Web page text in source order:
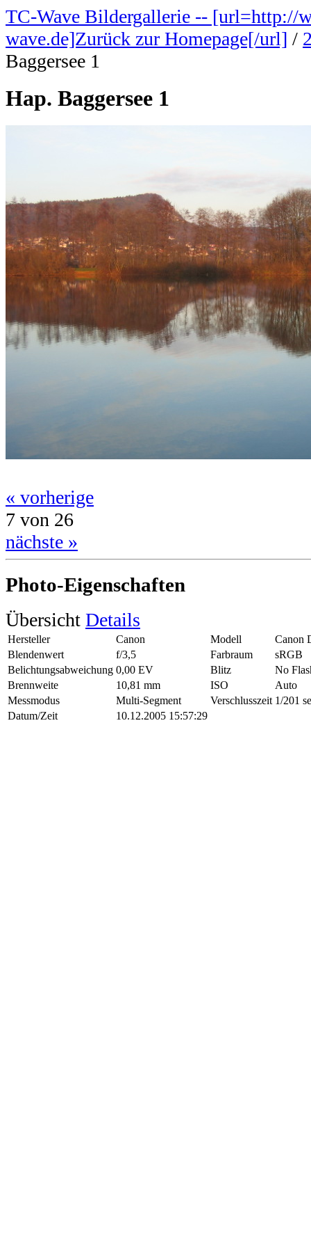
TC-Wave Bildergallerie -- [url=http://
wave.de]Zurück zur Homepage[/url] /
Baggersee 1
Hap. Baggersee 1
« vorherige
7 von 26
nächste »
Photo-Eigenschaften
Übersicht Details
Hersteller Canon Modell
Canon
Blendenwert
f/3,5 Farbraum
sRGB
Belichtungsabweichung 0,00 EV Blitz
No
Brennweite
10,81 mm ISO
Auto
Messmodus
Multi-Segment Verschlusszeit 1/201
Datum/Zeit
10.12.2005 15:57:29